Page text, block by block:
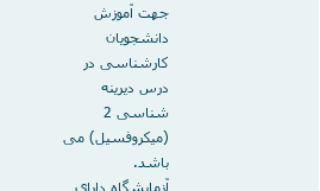
جهت آموزش
دانشجویان
کارشناسی در
درس دیرینه
شناسی 2
(میکروفسیل) می
باشد .
آزمایشگاه دارای